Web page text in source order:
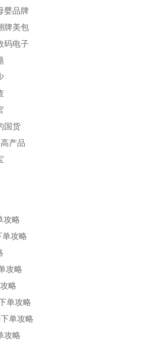
婴品牌
牌美包
码电子
国货
产品
攻略
攻略
攻略
略
单攻略
单攻略
攻略